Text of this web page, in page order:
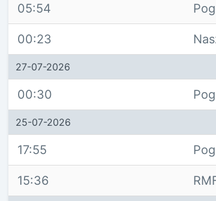
05:54
00:23
27-07-2026
00:30
25-07-2026
17:55
15:36